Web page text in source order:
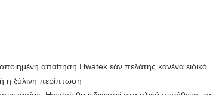
απαίτηση Hwatek εάν πελάτης κανένα ειδικό
η ξύλινη περίπτωση